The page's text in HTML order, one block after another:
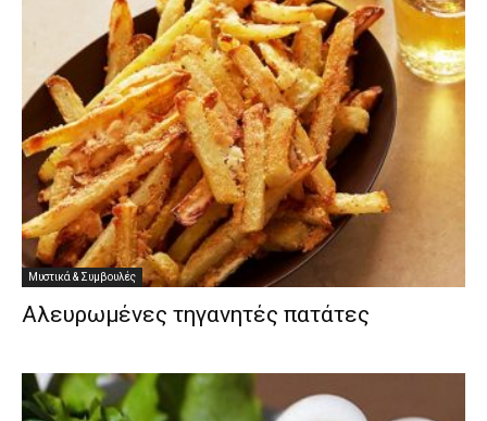
Μυστικά & Συμβουλές
Αλευρωμένες τηγανητές πατάτες